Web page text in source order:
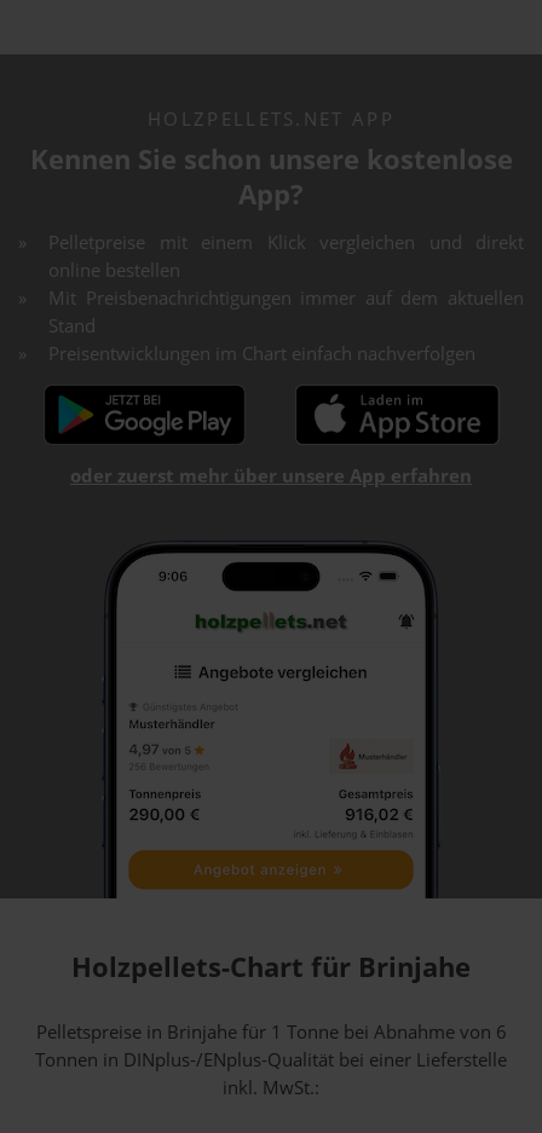
HOLZPELLETS.NET APP
Kennen Sie schon unsere kostenlose
App?
Pelletpreise mit einem Klick vergleichen und direkt
online bestellen
Mit Preisbenachrichtigungen immer auf dem aktuellen
Stand
Preisentwicklungen im Chart einfach nachverfolgen
oder zuerst mehr über unsere App erfahren
Holzpellets-Chart für Brinjahe
Pelletspreise in Brinjahe für 1 Tonne bei Abnahmevon 6
Tonnen in DINplus-/ENplus-Qualität bei einer Lieferstelle
inkl. MwSt.: